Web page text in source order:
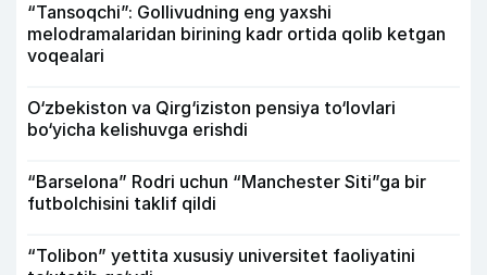
“Tansoqchi”: Gollivudning eng yaxshi
melodramalaridan birining kadr ortida qolib ketgan
voqealari
O‘zbekiston va Qirg‘iziston pensiya to‘lovlari
bo‘yicha kelishuvga erishdi
“Barselona” Rodri uchun “Manchester Siti”ga bir
futbolchisini taklif qildi
“Tolibon” yettita xususiy universitet faoliyatini